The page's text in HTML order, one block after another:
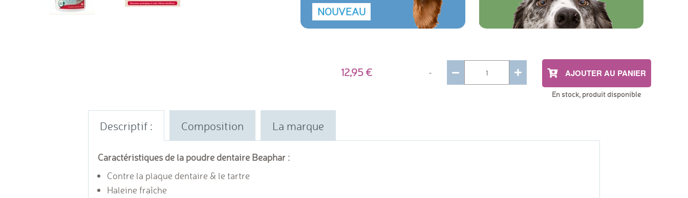
NOUVEAU
12,95 - AJOUTER AU PANIER
En stock, produit disponible
Descriptif : Composition La marque
Caractéristiques de la poudre dentaire Beaphar :
Contre la plaque dentaire & le tartre
Haleine fraîche